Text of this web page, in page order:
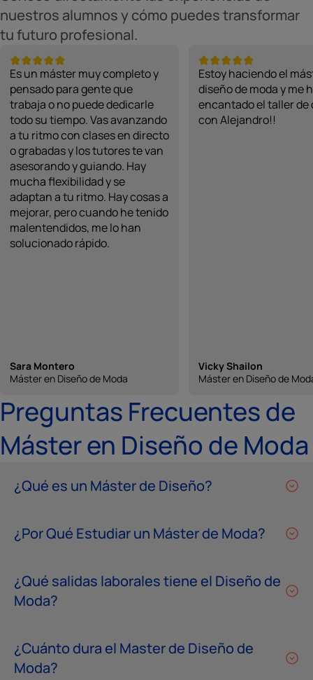
nuestros alumnos y cómo puedes transformar
tu futuro profesional.
Es un máster muy completo y
pensado para gente que
trabaja o no puede dedicarle
todo su tiempo. Vas avanzando
a tu ritmo con clases en directo
o grabadas y los tutores te van
asesorando y guiando. Hay
mucha flexibilidad y se
adaptan a tu ritmo. Hay cosas a
mejorar, pero cuando he tenido
malentendidos, me lo han
solucionado rápido.
Sara Montero
Máster en Diseño de Moda
Estoy haciendo el
diseño de moda y me
encantado el taller de
con Alejandro!!
Vicky Shailon
Máster en Diseño de
Preguntas Frecuentes de
Máster en Diseño de Moda
¿Qué es un Máster de Diseño?
¿Por Qué Estudiar un Máster de Moda?
¿Qué salidas laborales tiene el Diseño de
Moda?
¿Cuánto dura el Master de Diseño de
Moda?